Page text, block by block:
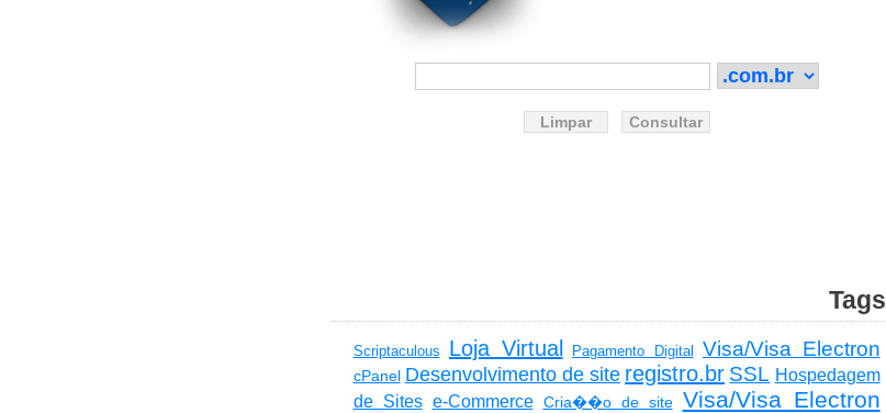
Tags
Scriptaculous Loja Virtual Pagamento Digital Visa/Visa Electron
cPanel Desenvolvimento de site registro.br SSL Hospedagem
de Sites e-Commerce Cria��o de site Visa/Visa Electron